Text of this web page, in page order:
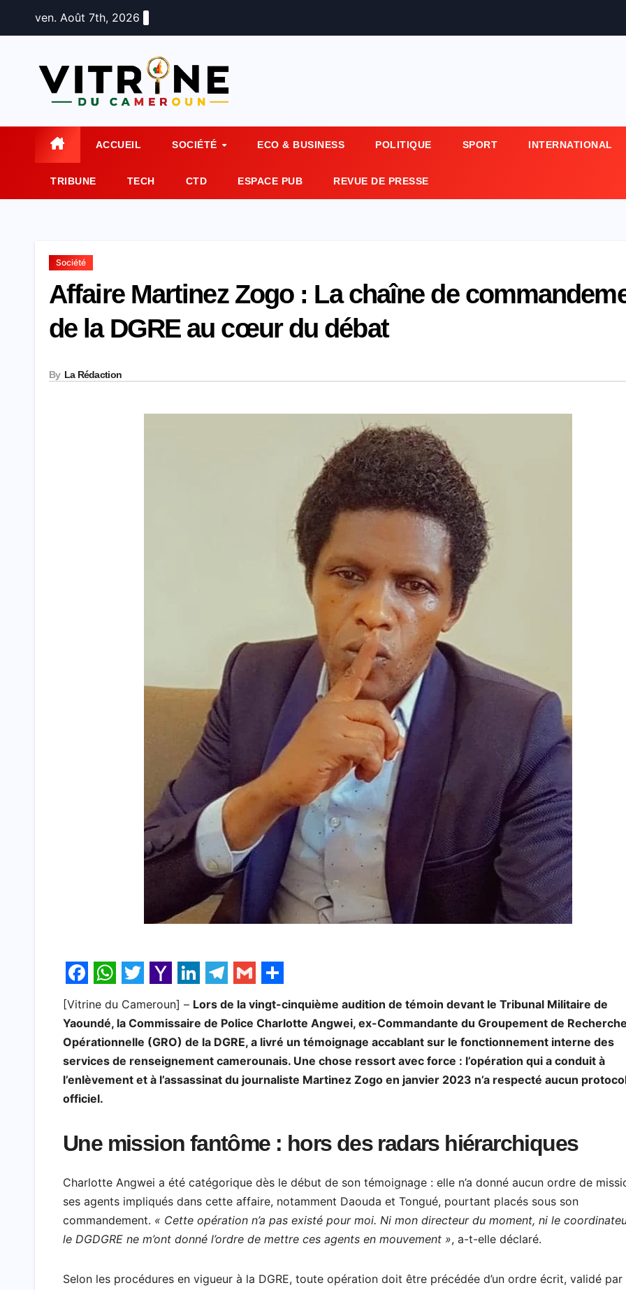
ven. Août 7th, 2026
ACCUEIL SOCIÉTÉ ECO & BUSINESS POLITIQUE SPORT INTERNATIONAL
TRIBUNE TECH CTD ESPACE PUB REVUE DE PRESSE
Société
Affaire Martinez Zogo : La chaîne de
de la DGRE au cœur du débat
By La Rédaction
F
a
c
e
b
o
o
k
W
h
a
t
s
A
p
T
w
i
t
t
r
a
h
o
o
a
i
l
L
i
n
k
e
n
e
l
e
g
m
G
m
a
i
l
S
h
a
r
e
[Vitrine du Cameroun] – Lors de la vingt-cinquième audition de témoin devant le Tribunal Militaire de
Yaoundé, la Commissaire de Police Charlotte Angwei, ex-Commandante du Groupement de Recherche
Opérationnelle (GRO) de la DGRE, a livré un témoignage accablant sur le fonctionnement interne des
services de renseignement camerounais. Une chose ressort avec force : l’opération qui a conduit à
l’enlèvement et à l’assassinat du journaliste Martinez Zogo en janvier 2023 n’a respecté aucun
officiel.
Une mission fantôme : hors des radars hiérarchiques
Charlotte Angwei a été catégorique dès le début de son témoignage : elle n’a donné aucun ordre de
ses agents impliqués dans cette affaire, notamment Daouda et Tongué, pourtant placés sous son
commandement. « Cette opération n’a pas existé pour moi. Ni mon directeur du moment, ni le
le DGDGRE ne m’ont donné l’ordre de mettre ces agents en mouvement », a-t-elle déclaré.
Selon les procédures en vigueur à la DGRE, toute opération doit être précédée d’un ordre écrit, validé par